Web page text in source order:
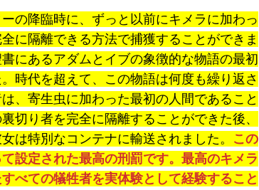
の降臨時に、ずっと以前にキメラに加わっ
に隔離できる方法で捕獲することができま
にあるアダムとイブの象徴的な物語の最初
時代を超えて、この物語は何度も繰り返さ
、寄生虫に加わった最初の人間であること
切り者を完全に隔離することができた後、
は特別なコンテナに輸送されました。 この
設定された最高の刑罰です。最高のキメラ
べての犠牲者を実体験として経験すること